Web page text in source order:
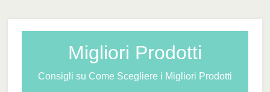
Migliori Prodotti
Consigli su Come Scegliere i Migliori Prodotti